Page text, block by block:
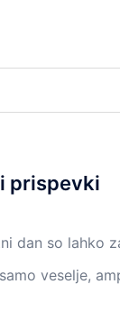
prispevki
dan so lahko
veselje,